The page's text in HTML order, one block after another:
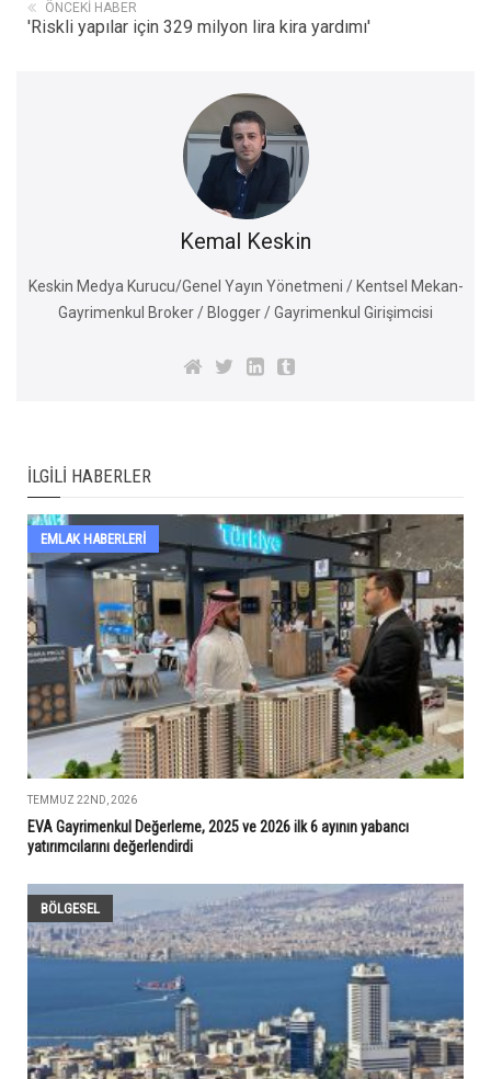
ÖNCEKI HABER
'Riskli yapılar için 329 milyon lira kira yardımı'
Kemal Keskin
Keskin Medya Kurucu/Genel Yayın Yönetmeni / Kentsel Mekan-
Gayrimenkul Broker / Blogger / Gayrimenkul Girişimcisi
İLGILI HABERLER
EMLAK HABERLERI
TEMMUZ 22ND, 2026
EVA Gayrimenkul Değerleme, 2025 ve 2026 ilk 6 ayının yabancı
yatırımcılarını değerlendirdi
BÖLGESEL